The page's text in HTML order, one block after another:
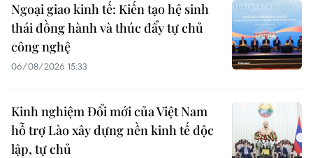
Ngoại giao kinh tế: Kiến tạo hệ sinh
thái đồng hành và thúc đẩy tự chủ
công nghệ
06/08/2026 15:33
Kinh nghiệm Đổi mới của Việt Nam
hỗ trợ Lào xây dựng nền kinh tế độc
lập, tự chủ